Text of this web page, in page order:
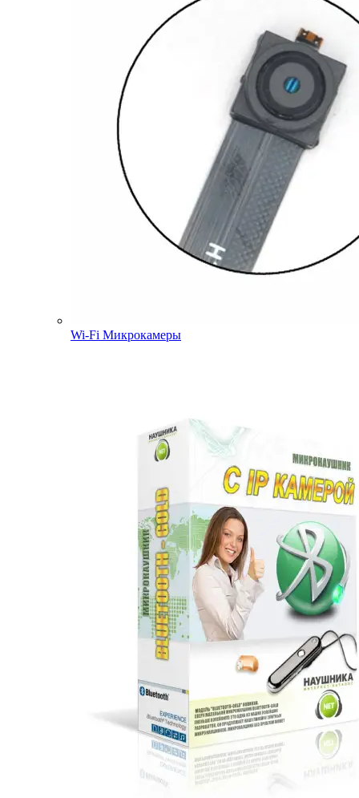
Wi-Fi Микрокамеры